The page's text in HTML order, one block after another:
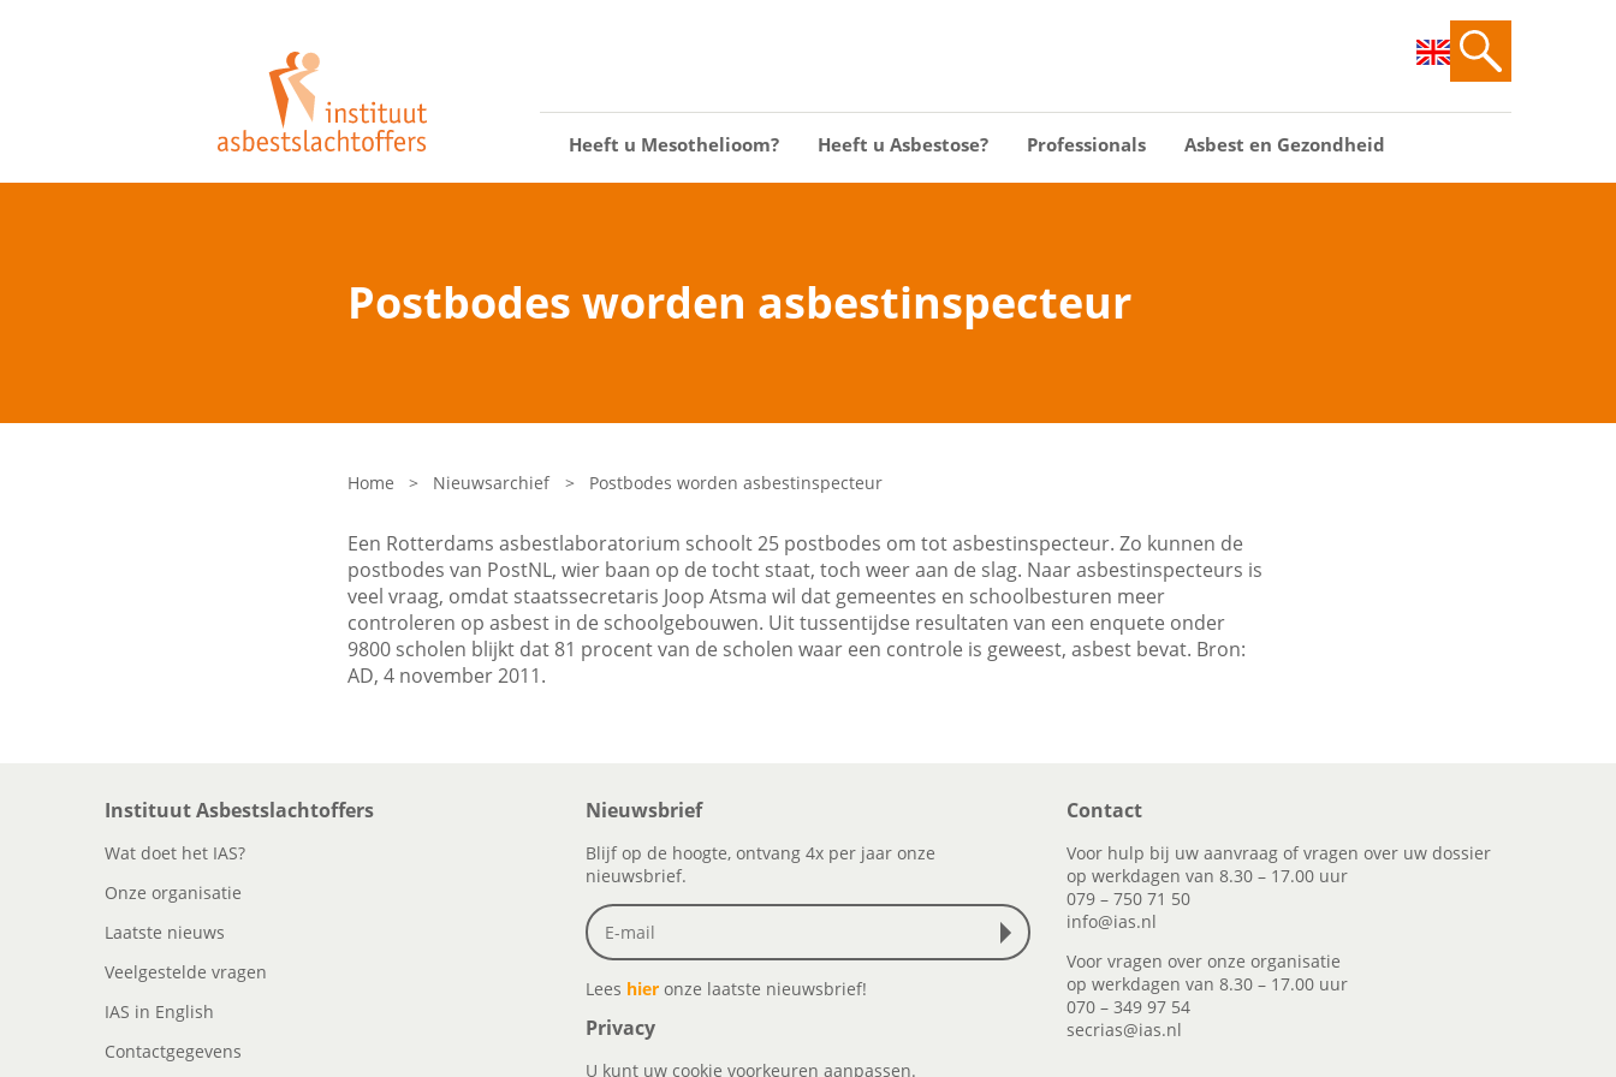
Heeft u Mesothelioom? Heeft u Asbestose? Professionals Asbest en Gezondheid
Postbodes worden asbestinspecteur
Home > Nieuwsarchief > Postbodes worden asbestinspecteur
Een Rotterdams asbestlaboratorium schoolt 25 postbodes om tot asbestinspecteur. Zo kunnen de
postbodes van PostNL, wier baan op de tocht staat, toch weer aan de slag. Naar asbestinspecteurs is
veel vraag, omdat staatssecretaris Joop Atsma wil dat gemeentes en schoolbesturen meer
controleren op asbest in de schoolgebouwen. Uit tussentijdse resultaten van een enquete onder
9800 scholen blijkt dat 81 procent van de scholen waar een controle is geweest, asbest bevat. Bron:
AD, 4 november 2011.
Instituut Asbestslachtoffers
Wat doet het IAS?
Onze organisatie
Laatste nieuws
Veelgestelde vragen
IAS in English
Contactgegevens
Nieuwsbrief
Blijf op de hoogte, ontvang 4x per jaar onze
nieuwsbrief.
Lees hier onze laatste nieuwsbrief!
Privacy
U kunt uw cookie voorkeuren aanpassen.
Contact
Voor hulp bij uw aanvraag of vragen over uw dossier
op werkdagen van 8.30 – 17.00 uur
079 – 750 71 50
info@ias.nl
Voor vragen over onze organisatie
op werkdagen van 8.30 – 17.00 uur
070 – 349 97 54
secrias@ias.nl